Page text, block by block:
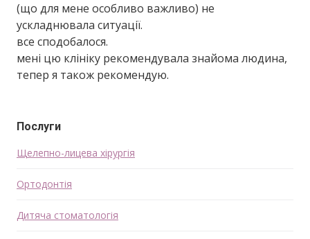
(що для мене особливо важливо) не
ускладнювала ситуації.
все сподобалося.
мені цю клініку рекомендувала знайома людина,
тепер я також рекомендую.
Послуги
Щелепно-лицева хірургія
Ортодонтія
Дитяча стоматологія